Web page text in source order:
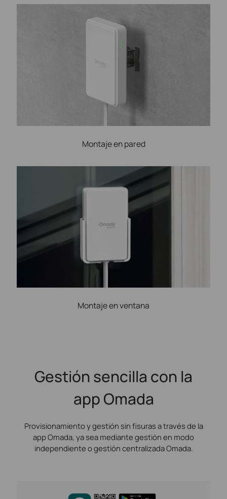
Montaje en pared
Montaje en ventana
Gestión sencilla con la
app Omada
Provisionamiento y gestión sin fisuras a través de la
app Omada, ya sea mediante gestión en modo
independiente o gestión centralizada Omada.